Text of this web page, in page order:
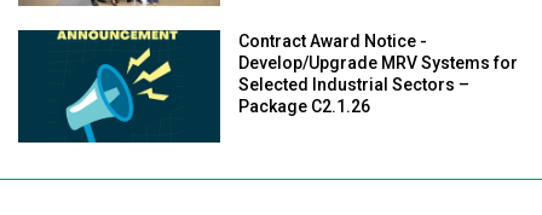
Contract Award Notice -
Develop/Upgrade MRV Systems for
Selected Industrial Sectors –
Package C2.1.26